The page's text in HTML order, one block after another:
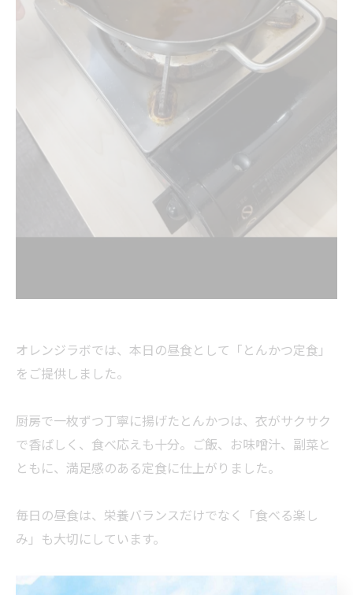
オレンジラボでは、本日の昼食として「とんかつ定食」
をご提供しました。
厨房で一枚ずつ丁寧に揚げたとんかつは、衣がサクサク
で香ばしく、食べ応えも十分。ご飯、お味噌汁、副菜と
ともに、満足感のある定食に仕上がりました。
毎日の昼食は、栄養バランスだけでなく「食べる楽し
み」も大切にしています。
これからも利用者様に喜んでいただける食事づくりを続